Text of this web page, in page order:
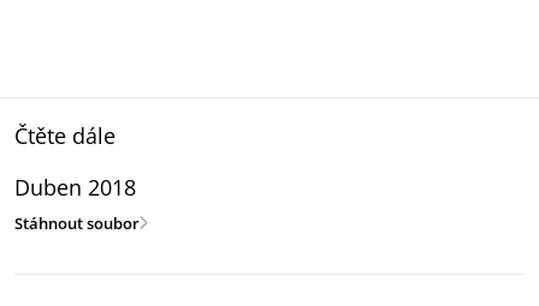
Čtěte dále
Duben 2018
Stáhnout soubor